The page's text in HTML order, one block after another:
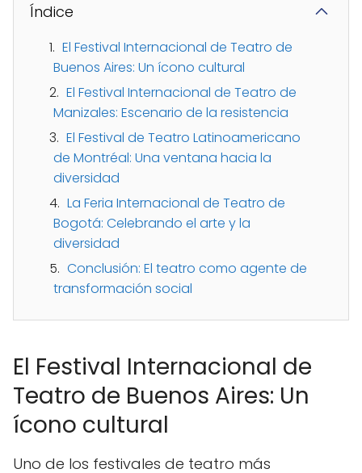
Índice
El Festival Internacional de Teatro de
Buenos Aires: Un ícono cultural
El Festival Internacional de Teatro de
Manizales: Escenario de la resistencia
El Festival de Teatro Latinoamericano
de Montréal: Una ventana hacia la
diversidad
La Feria Internacional de Teatro de
Bogotá: Celebrando el arte y la
diversidad
Conclusión: El teatro como agente de
transformación social
El Festival Internacional de
Teatro de Buenos Aires: Un
ícono cultural
Uno de los festivales de teatro más